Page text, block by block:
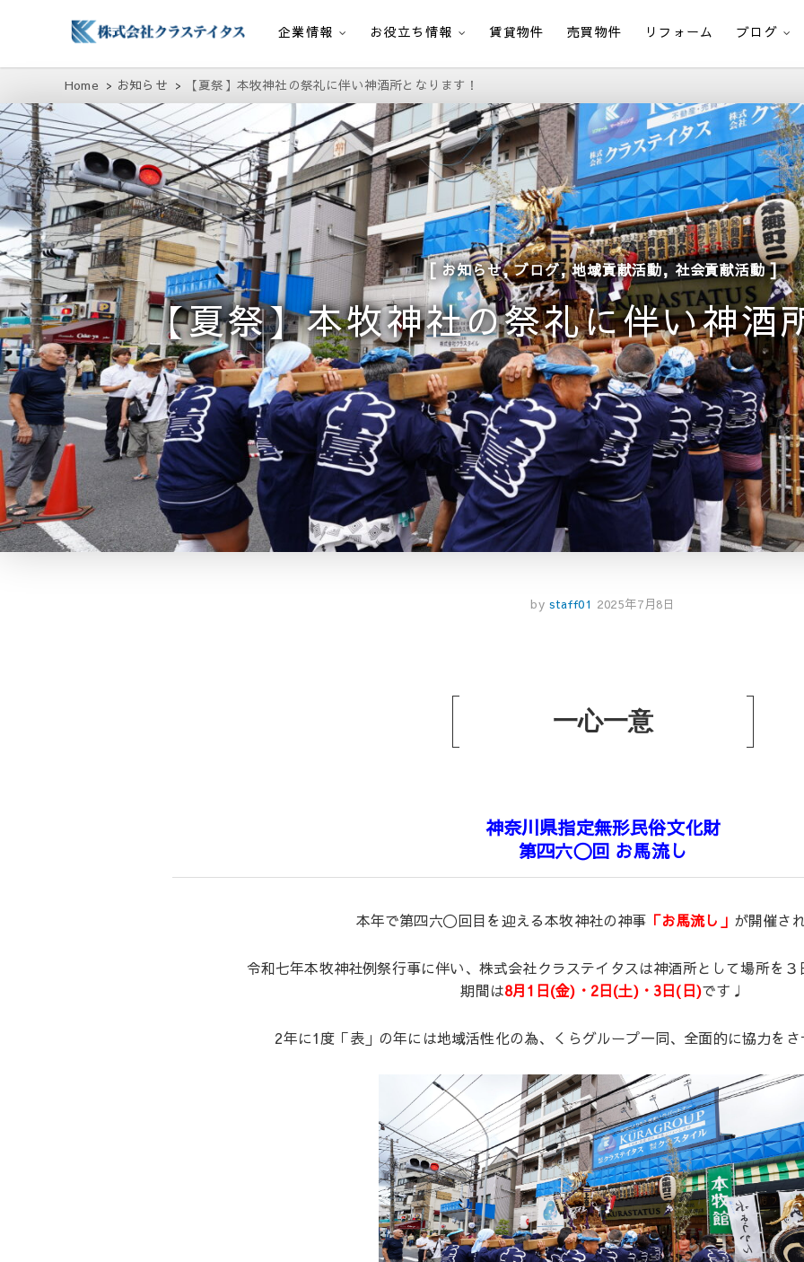
株式会社クラステイタス
企業情報 お役立ち情報 賃貸物件 売買物件 リフォーム ブログ
Home お知らせ 【夏祭】本牧神社の祭礼に伴い神酒所となります！
お知らせ,ブログ,地域貢献活動,社会貢献活動
【夏祭】本牧神社の祭礼に伴い神酒
by staff01 2025年7月8日
一心一意
神奈川県指定無形民俗文化財
第四六〇回 お馬流し
本年で第四六〇回目を迎える本牧神社の神事 「お馬流し」 が開催さ
令和七年本牧神社例祭行事に伴い、株式会社クラステイタスは神酒所として場所を
期間は8月1 日(金)・2日(土)・3日(日)です♩
2年に1度「表」の年には地域活性化の為、くらグループ一同、全面的に協力を